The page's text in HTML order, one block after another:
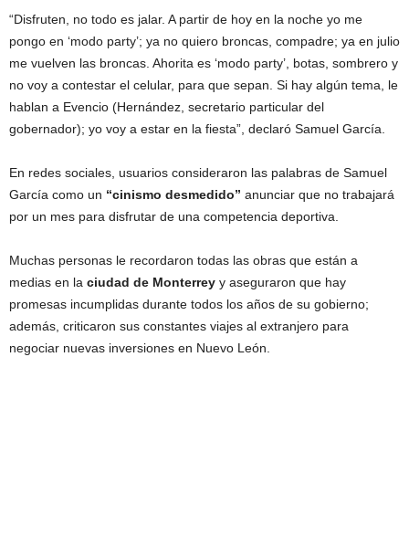
“Disfruten, no todo es jalar. A partir de hoy en la noche yo me
pongo en ‘modo party’; ya no quiero broncas, compadre; ya en julio
me vuelven las broncas. Ahorita es ‘modo party’, botas, sombrero y
no voy a contestar el celular, para que sepan. Si hay algún tema, le
hablan a Evencio (Hernández, secretario particular del
gobernador); yo voy a estar en la fiesta”, declaró Samuel García.
En redes sociales, usuarios consideraron las palabras de Samuel
García como un “cinismo desmedido” anunciar que no trabajará
por un mes para disfrutar de una competencia deportiva.
Muchas personas le recordaron todas las obras que están a
medias en la ciudad de Monterrey y aseguraron que hay
promesas incumplidas durante todos los años de su gobierno;
además, criticaron sus constantes viajes al extranjero para
negociar nuevas inversiones en Nuevo León.